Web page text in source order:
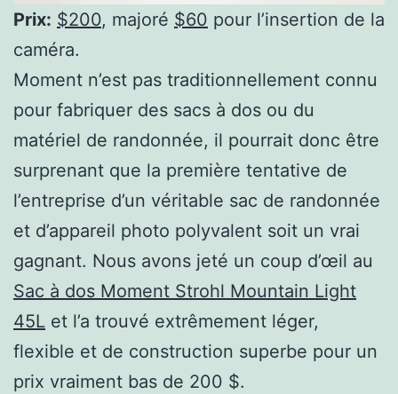
Prix: $200, majoré $60 pour l’insertion de la
caméra.
Moment n’est pas traditionnellement connu
pour fabriquer des sacs à dos ou du
matériel de randonnée, il pourrait donc être
surprenant que la première tentative de
l’entreprise d’un véritable sac de randonnée
et d’appareil photo polyvalent soit un vrai
gagnant. Nous avons jeté un coup d’œil au
Sac à dos Moment Strohl Mountain Light
45L et l’a trouvé extrêmement léger,
flexible et de construction superbe pour un
prix vraiment bas de 200 $.